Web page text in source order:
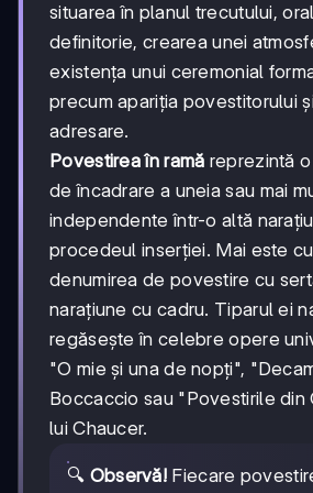
situarea în planul trecutului,
definitorie, crearea unei
existența unui ceremonial
precum apariția povestitorului
adresare.
Povestirea în ramă reprezintă
de încadrare a uneia sau mai
independente într-o altă
procedeul inserției. Mai este
denumirea de povestire cu
narațiune cu cadru. Tiparul ei
regăsește în celebre opere
"O mie și una de nopți",
Boccaccio sau "Povestirile din
lui Chaucer.
🔍 Observă! Fiecare